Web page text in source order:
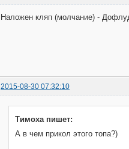
Наложен кляп (молчание) -
2015-08-30 07:32:10
Тимоха пишет:
А в чем прикол этого топа?)